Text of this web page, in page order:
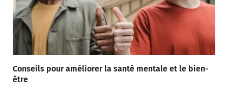
Conseils pour améliorer la santé mentale et le bien-
être